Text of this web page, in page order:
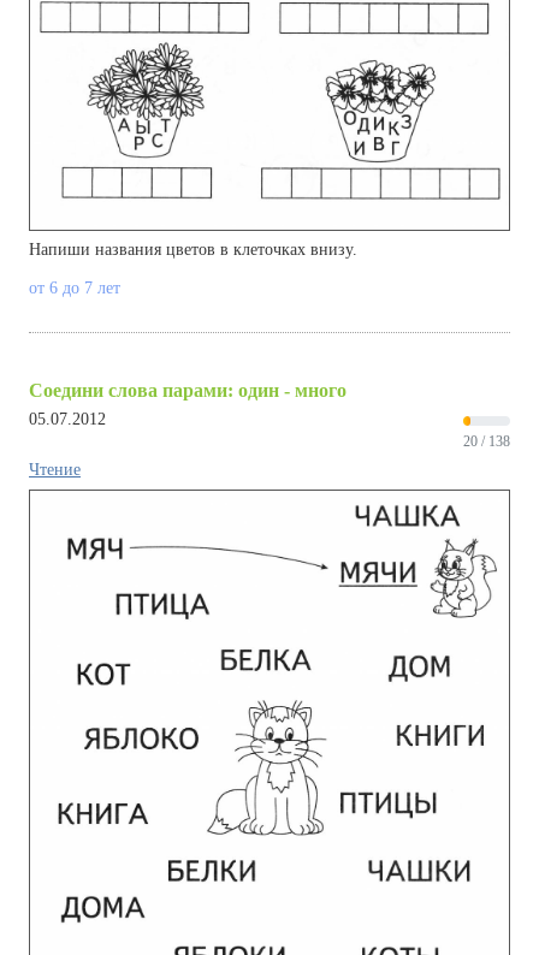
Напиши названия цветов в клеточках внизу.
от 6 до 7 лет
Соедини слова парами: один - много
05.07.2012
20 / 138
Чтение